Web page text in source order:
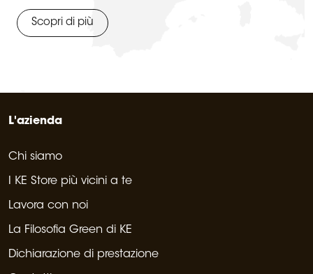
Scopri di più
L'azienda
Chi siamo
I KE Store più vicini a te
Lavora con noi
La Filosofia Green di KE
Dichiarazione di prestazione